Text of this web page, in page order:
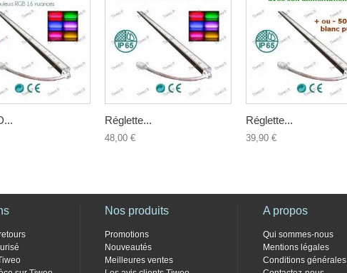
Réglette...
48,00 €
Réglette...
39,90 €
Nos produits
Promotions
Nouveautés
Meilleures ventes
A propos
Qui sommes-nous
Mentions légales
Conditions générales